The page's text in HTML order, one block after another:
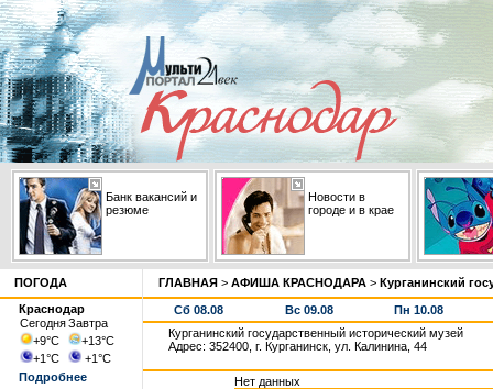
Банк вакансий и
резюме
Новости в
городе и в крае
ПОГОДА
Краснодар
СегодняЗавтра
+9°С +13°С
+1°С +1°С
Подробнее
ГЛАВНАЯ > АФИША КРАСНОДАРА > Курганинский
Сб 08.08 Вс 09.08
Пн 10.08
Курганинский государственный исторический музей
Адрес: 352400, г. Курганинск, ул. Калинина, 44
Нет данных